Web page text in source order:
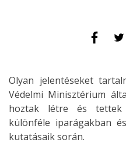
Olyan jelentéseket
Védelmi Minisztérium
hoztak létre és tettek
különféle iparágakban
kutatásaik során.